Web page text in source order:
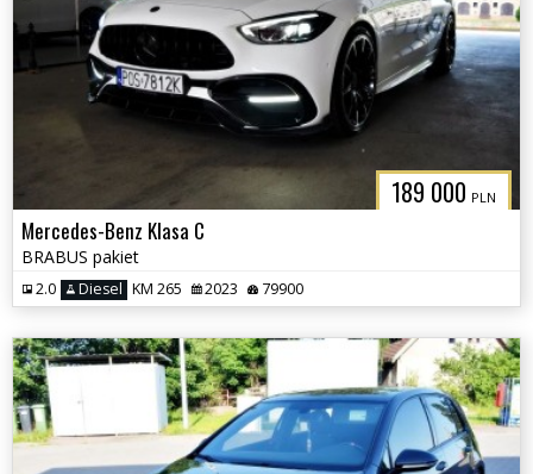
189 000 PLN
Mercedes-Benz Klasa C
BRABUS pakiet
2.0 Diesel KM 265 2023 79900